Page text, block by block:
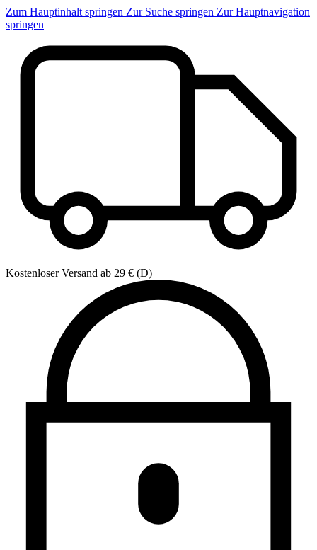
Zum Hauptinhalt springen Zur Suche springen Zur Hauptnavigation
springen
Kostenloser Versand ab 29 € (D)